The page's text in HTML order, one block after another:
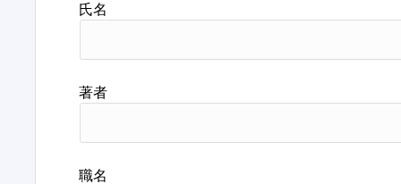
氏名
著者
職名